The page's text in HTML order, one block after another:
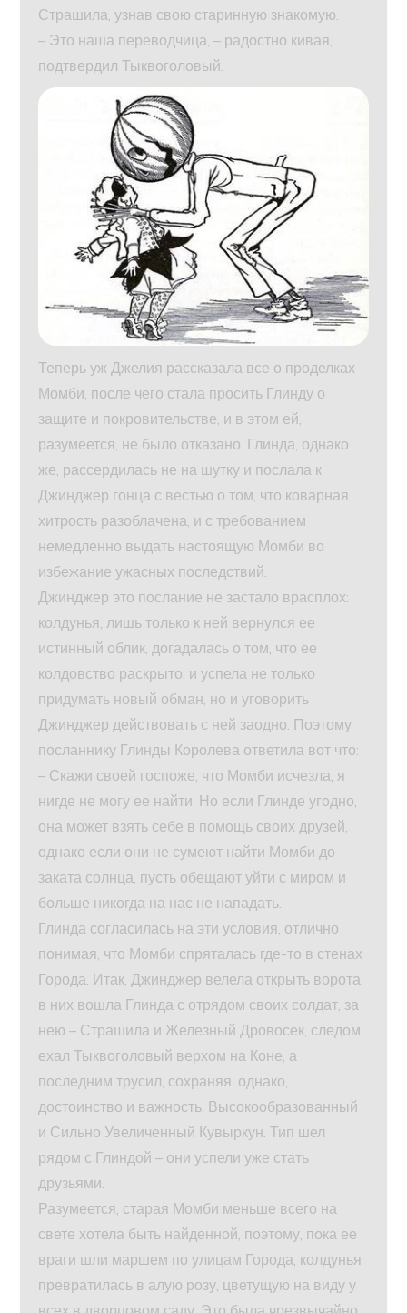
Страшила, узнав свою старинную знакомую.
– Это наша переводчица, – радостно кивая,
подтвердил Тыквоголовый.
Теперь уж Джелия рассказала все о проделках
Момби, после чего стала просить Глинду о
защите и покровительстве, и в этом ей,
разумеется, не было отказано. Глинда, однако
же, рассердилась не на шутку и послала к
Джинджер гонца с вестью о том, что коварная
хитрость разоблачена, и с требованием
немедленно выдать настоящую Момби во
избежание ужасных последствий.
Джинджер это послание не застало врасплох:
колдунья, лишь только к ней вернулся ее
истинный облик, догадалась о том, что ее
колдовство раскрыто, и успела не только
придумать новый обман, но и уговорить
Джинджер действовать с ней заодно. Поэтому
посланнику Глинды Королева ответила вот что:
– Скажи своей госпоже, что Момби исчезла, я
нигде не могу ее найти. Но если Глинде угодно,
она может взять себе в помощь своих друзей,
однако если они не сумеют найти Момби до
заката солнца, пусть обещают уйти с миром и
больше никогда на нас не нападать.
Глинда согласилась на эти условия, отлично
понимая, что Момби спряталась где-то в стенах
Города. Итак, Джинджер велела открыть ворота,
в них вошла Глинда с отрядом своих солдат, за
нею – Страшила и Железный Дровосек, следом
ехал Тыквоголовый верхом на Коне, а
последним трусил, сохраняя, однако,
достоинство и важность, Высокообразованный
и Сильно Увеличенный Кувыркун. Тип шел
рядом с Глиндой – они успели уже стать
друзьями.
Разумеется, старая Момби меньше всего на
свете хотела быть найденной, поэтому, пока ее
враги шли маршем по улицам Города, колдунья
превратилась в алую розу, цветущую на виду у